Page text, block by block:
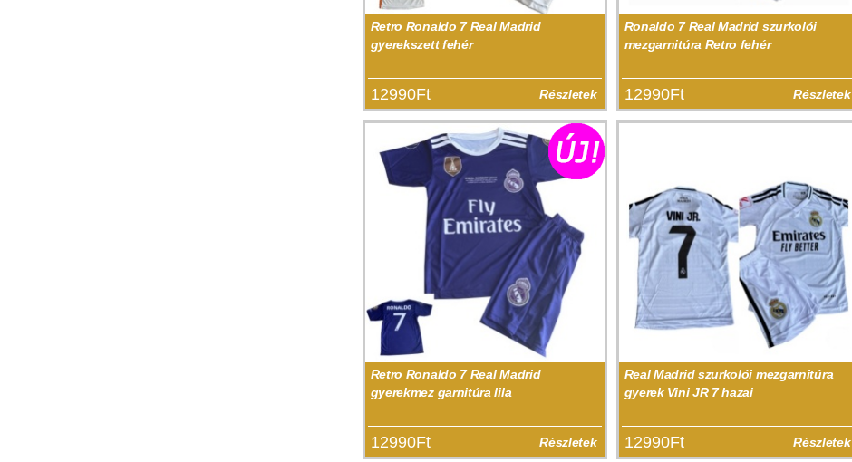
Retro Ronaldo 7 Real Madrid
gyerekszett fehér
12990Ft Részletek
Ronaldo 7 Real Madrid szurkolói
mezgarnitúra Retro fehér
12990Ft Részletek
Retro Ronaldo 7 Real Madrid
gyerekmez garnitúra lila
12990Ft Részletek
Real Madrid szurkolói mezgarnitúra
gyerek Vini JR 7 hazai
12990Ft Részletek